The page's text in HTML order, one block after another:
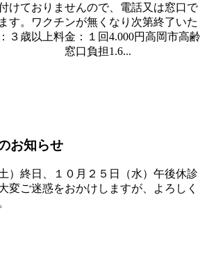
けておりませんので、電話又は窓口で
す。ワクチンが無くなり次第終了いた
３歳以上料金：１回4.000円高岡市高齢
負担1.6...
お知らせ
）終日、１０月２５日（水）午後休診
変ご迷惑をおかけしますが、よろしく